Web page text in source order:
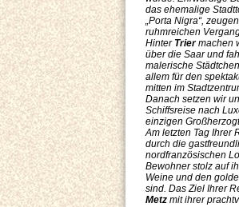
das ehemalige
„Porta Nigra“,
ruhmreichen
Hinter Triermachen
über die Saar und
malerische
allem für den
mitten im
Danach setzen wir
Schiffsreise nach
einzigen
Am letzten Tag Ihrer
durch die
nordfranzösischen
Bewohner stolz auf
Weine und den
sind. Das Ziel Ihrer
Metz mit ihrer